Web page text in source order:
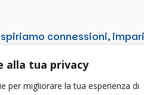
alla tua privacy
per migliorare la tua esperienza di
connessioni,